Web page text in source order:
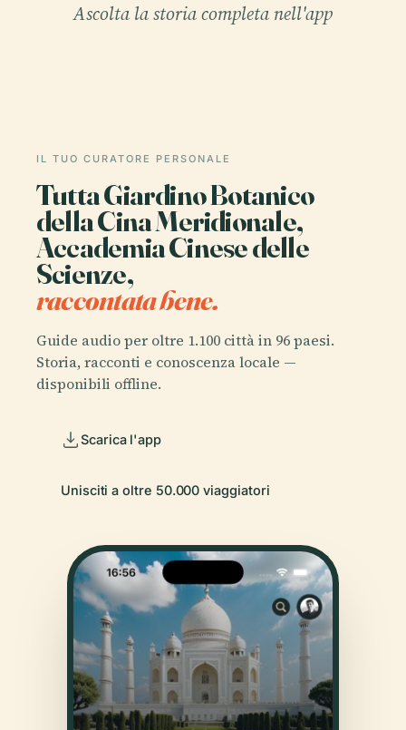
Ascolta la storia completa nell'app
IL TUO CURATORE PERSONALE
Tutta Giardino Botanico
della Cina Meridionale,
Accademia Cinese delle
Scienze,
raccontata bene.
Guide audio per oltre 1.100 città in 96 paesi.
Storia, racconti e conoscenza locale —
disponibili offline.
Scarica l'app
Unisciti a oltre 50.000 viaggiatori